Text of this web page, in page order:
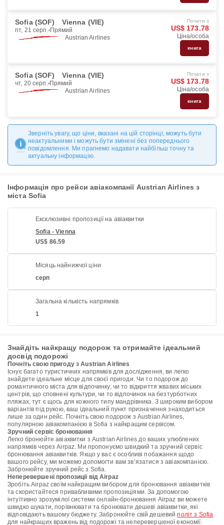
Sofia (SOF) Vienna (VIE)
пт, 21 серп. Прямий
Austrian Airlines
Почати з
US$ 173.78
Ціна/особа
книга
Sofia (SOF) Vienna (VIE)
чт, 20 серп. Прямий
Austrian Airlines
Почати з
US$ 173.78
Ціна/особа
книга
Зверніть увагу, що ціни, вказані на цій сторінці, можуть бути
неактуальними і можуть бути змінені без попереднього
повідомлення. Ми прагнемо надавати найбільш точну та
актуальну інформацію.
Інформація про рейси авіакомпанії Austrian Airlines з
міста Sofia
Ексклюзивні пропозиції на авіаквитки
Sofia - Vienna
US$ 86.59
Місяць найнижчої ціни
серп
Загальна кількість напрямків
1
Знайдіть найкращу подорож та отримайте ідеальний
досвід подорожі
Почніть свою пригоду з Austrian Airlines
Існує багато туристичних напрямків для дослідження, ви легко
знайдете ідеальне місце для своєї пригоди. Чи то подорож до
романтичного міста для відпочинку, чи то відкриття жвавих міських
центрів, що сповнені культури, чи то відпочинок на безтурботних
пляжах, тут є щось для кожного типу мандрівника. З широким вибором
варіантів під рукою, ваш ідеальний пункт призначення знаходиться
лише за один рейс. Почніть свою подорож з Austrian Airlines,
популярною авіакомпанією в Sofia з найкращим сервісом.
Зручний сервіс бронювання
Легко бронюйте авіаквитки з Austrian Airlines до ваших улюблених
напрямків через Airpaz. Ми пропонуємо швидкий та зручний сервіс
бронювання авіаквитків. Якщо у вас є особливі побажання щодо
вашого рейсу, ми можемо допомогти вам зв’язатися з авіакомпанією.
Забронюйте зручний рейс з Sofia.
Неперевершені пропозиції від Airpaz
Зробіть Airpaz своїм найкращим вибором для бронювання авіаквитків
та скористайтеся привабливими пропозиціями. За допомогою
інтуїтивно зрозумілої системи онлайн-бронювання Airpaz ви можете
швидко шукати, порівнювати та бронювати дешеві авіаквитки, які
відповідають вашому бюджету. Забронюйте свій дешевийполіт з Sofia
для найкращих вражень від подорожі та неперевершеної економії.